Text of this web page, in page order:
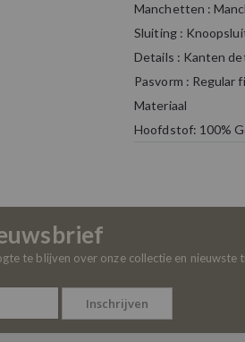
Manchetten :
Sluiting :
Details : Kanten
Pasvorm : Regular
Materiaal
Hoofdstof: 100%
te blijven over onze collectie en nieuwste
Inschrijven